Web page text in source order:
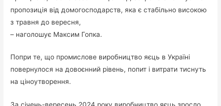
пропозиція від домогосподарств, яка є стабільно високою
з травня до вересня,
– наголошує Максим Гопка.
Попри те, що промислове виробництво яєць в Україні
повернулося на довоєнний рівень, попит і витрати тиснуть
на ціноутворення.